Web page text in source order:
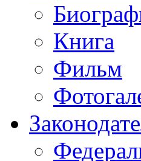
Книга
Фильм